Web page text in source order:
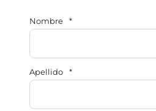
Nombre *
Apellido *